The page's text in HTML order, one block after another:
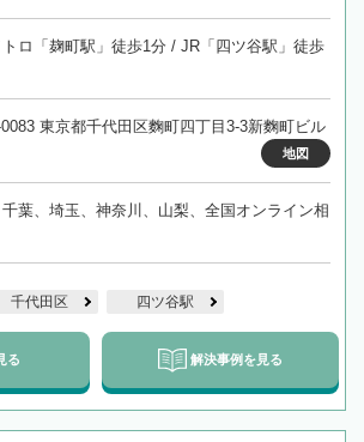
ロ「麹町駅」徒歩1分 / JR「四ツ谷駅」徒歩
東京都千代田区麴町四丁目3-3新麴町ビル
地図
葉、埼玉、神奈川、山梨、全国オンライン相
千代田区 四ツ谷駅
る 解決事例を見る